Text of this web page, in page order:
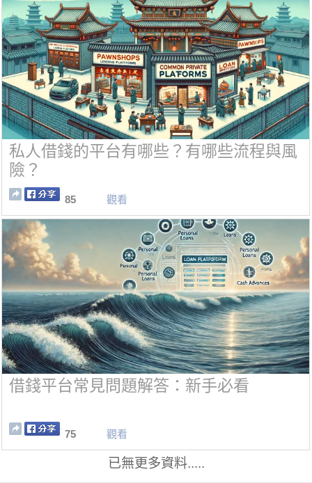
私人借錢的平台有哪些？有哪些流程與風
險？
85 觀看
借錢平台常見問題解答：新手必看
75 觀看
已無更多資料.....